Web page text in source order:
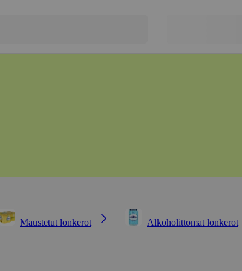
Maustetut lonkerot Alkoholittomat lonkerot